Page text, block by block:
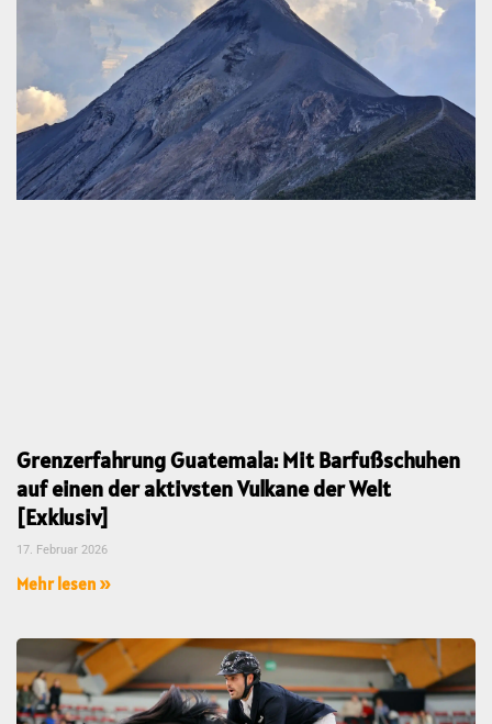
Grenzerfahrung Guatemala: Mit Barfußschuhen
auf einen der aktivsten Vulkane der Welt
[Exklusiv]
17. Februar 2026
Mehr lesen »